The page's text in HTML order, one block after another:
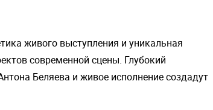
живого выступления и уникальная
современной сцены. Глубокий
Беляева и живое исполнение создадут